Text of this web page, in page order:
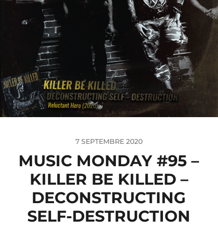
7 SEPTEMBRE 2020
MUSIC MONDAY #95 –
KILLER BE KILLED –
DECONSTRUCTING
SELF-DESTRUCTION